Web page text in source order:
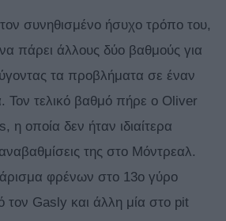
συνηθισμένο ήσυχο τρόπο του,
πάρει άλλους δύο βαθμούς για
τα προβλήματα σε έναν
Τον τελικό βαθμό πήρε ο Oliver
η οποία δεν ήταν ιδιαίτερα
της στο Μόντρεαλ.
φρένων στο 13ο γύρο
τον Gasly και άλλη μία στο pit